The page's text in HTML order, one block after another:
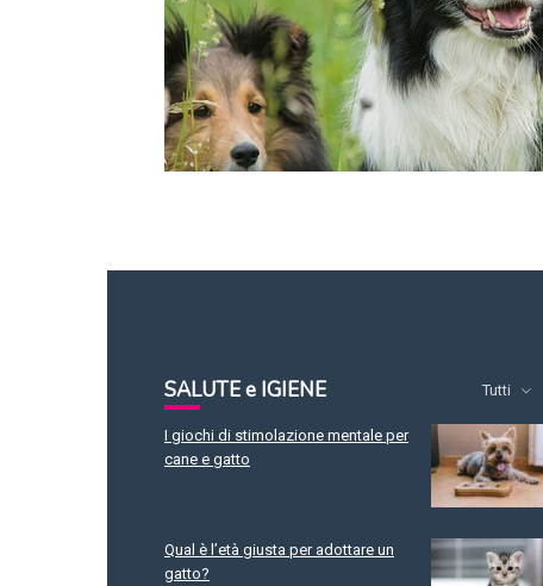
SALUTE e IGIENE Tutti
I giochi di stimolazione mentale per
cane e gatto
Qual è l’età giusta per adottare un
gatto?